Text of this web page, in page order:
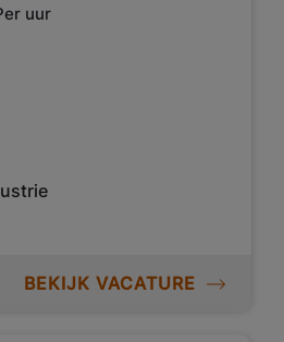
uur
BEKIJK VACATURE